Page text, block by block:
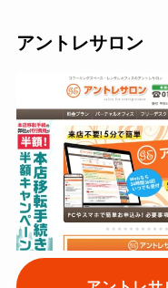
アントレサロン